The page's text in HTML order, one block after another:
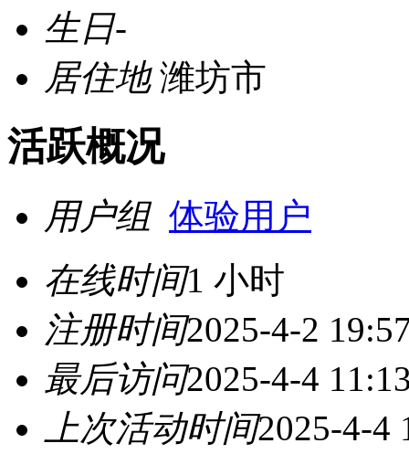
生日-
居住地潍坊市
活跃概况
用户组 体验用户
在线时间1 小时
注册时间2025-4-2
最后访问2025-4-4
上次活动时间2025-4-4